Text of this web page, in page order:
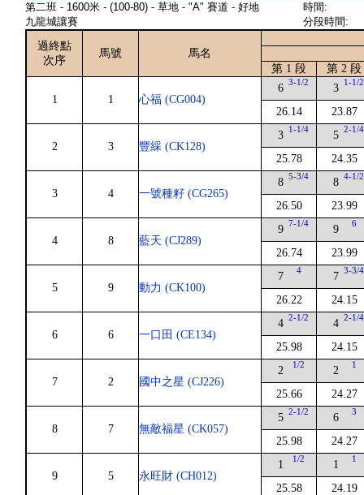
第二班 - 1600米 - (100-80) - 草地 - "A" 賽道 - 好地
九龍城讓賽
時間:
分段時間:
過終點
次序
馬號
馬名
第 1 段
第 2 段
1 1 心福 (CG004)
6 3-1/2
26.14
3 1-1/2
23.87
2 3 豐綵 (CK128)
3 1-1/4
25.78
5 2-1/4
24.35
3 4 一號種籽 (CG265)
8 5-3/4
26.50
8 4-1/2
23.99
4 8 藍天 (CJ289)
9 7-1/4
26.74
9 6
23.99
5 9 動力 (CK100)
7 4
26.22
7 3-3/4
24.15
6 6 一口田 (CE134)
4 2-1/2
25.98
4 2-1/4
24.15
7 2 國中之星 (CJ226)
2 1/2
25.66
2 1
24.27
8 7 無敵福星 (CK057)
5 2-1/2
25.98
6 3
24.27
9 5 永旺財 (CH012)
1 1/2
25.58
1 1
24.19